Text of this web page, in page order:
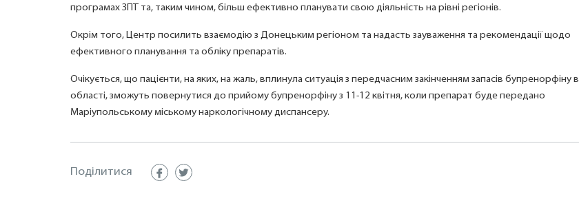
програмах ЗПТ та, таким чином, більш ефективно планувати свою діяльність на рівні регіонів.
Окрім того, Центр посилить взаємодію з Донецьким регіоном та надасть зауваження та рекомендації щодо
ефективного планування та обліку препаратів.
Очікується, що пацієнти, на яких, на жаль, вплинула ситуація з передчасним закінченням запасів бупренорфіну в
області, зможуть повернутися до прийому бупренорфіну з 11-12 квітня, коли препарат буде передано
Маріупольському міському наркологічному диспансеру.
Поділитися